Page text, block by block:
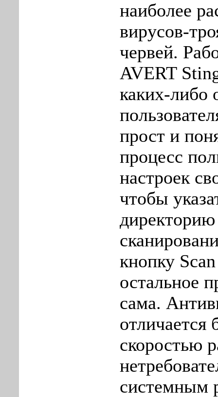
наиболее
вирусов-
червей.
AVERT
каких-либо
прост и
процесс
настроек
чтобы
кнопку
остальное
сама.
отличается
скоростью
системным